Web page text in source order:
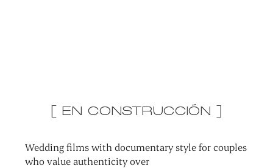
[ EN CONSTRUCCIÓN ]
Wedding films with documentary style for couples
who value authenticity over